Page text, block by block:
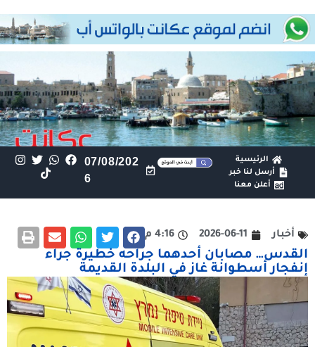
الرئيسية
أرسل لنا خبر
أعلن معنا
07/08/202
6
أخبار 2026-06-11 4:16 م
القدس… مصابان أحدهما جراحه خطيرة جراء
إنفجار أسطوانة غاز في البلدة القديمة